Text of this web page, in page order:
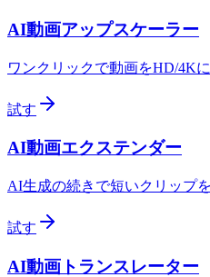
AI動画アップスケーラー
ワンクリックで動画をHD/4K
試す
AI動画エクステンダー
AI生成の続きで短いクリップを
試す
AI動画トランスレーター